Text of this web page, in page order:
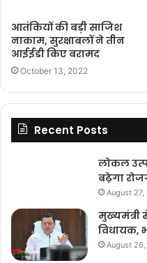
आतंकियों की बड़ी साजिश
नाकाम, सुरक्षाबलों ने तीन
आईईडी किए बरामद
October 13, 2022
Recent Posts
लोकल
बढ़ेगा
August 27,
मुख्यमंत्री
विधायक,
August